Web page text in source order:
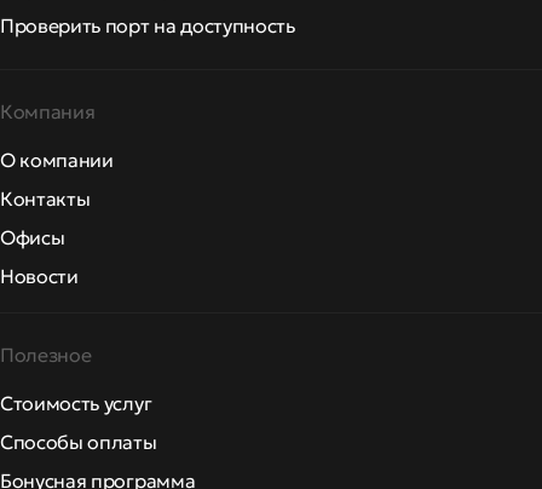
Проверить порт на доступность
Компания
О компании
Контакты
Офисы
Новости
Полезное
Стоимость услуг
Способы оплаты
Бонусная программа